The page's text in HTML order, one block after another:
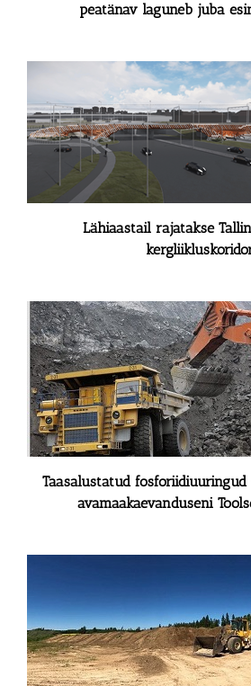
peatänav laguneb juba
Lähiaastail rajatakse
Taasalustatud
avamaakaevanduseni